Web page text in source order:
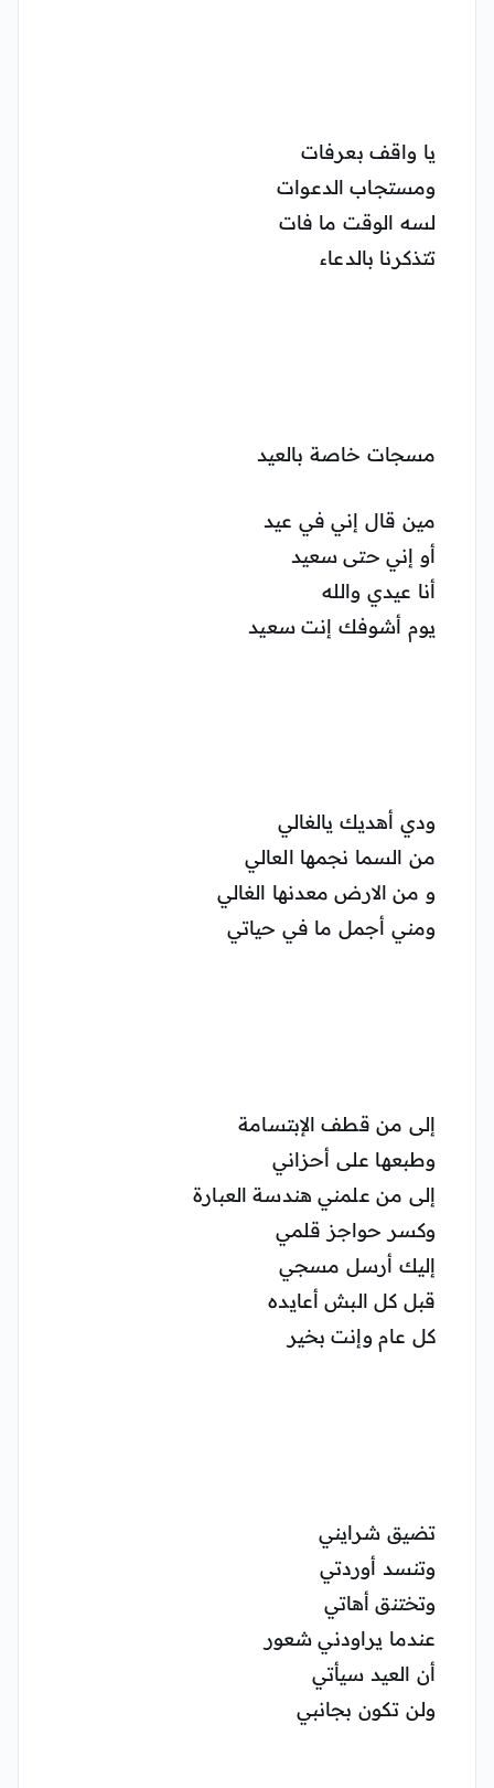
يا واقف بعرفات
ومستجاب الدعوات
لسه الوقت ما فات
تتذكرنا بالدعاء
مسجات خاصة بالعيد
مين قال إني في عيد
أو إني حتى سعيد
أنا عيدي والله
يوم أشوفك إنت سعيد
ودي أهديك يالغالي
من السما نجمها العالي
و من الارض معدنها الغالي
ومني أجمل ما في حياتي
إلى من قطف الإبتسامة
وطبعها على أحزاني
إلى من علمني هندسة العبارة
وكسر حواجز قلمي
إليك أرسل مسجي
قبل كل البش أعايده
كل عام وإنت بخير
تضيق شرايني
وتنسد أوردتي
وتختنق أهاتي
عندما يراودني شعور
أن العيد سيأتي
ولن تكون بجانبي